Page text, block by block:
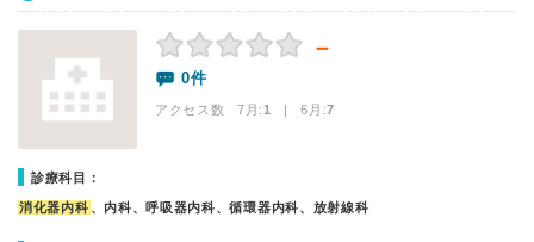
－
0件
アクセス数 7月:1 | 6月:7
診療科目：
消化器内科 、内科、呼吸器内科、循環器内科、放射線科